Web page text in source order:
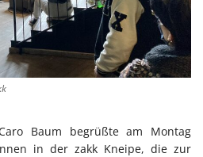
Baum begrüßte am Montag
in der zakk Kneipe, die zur